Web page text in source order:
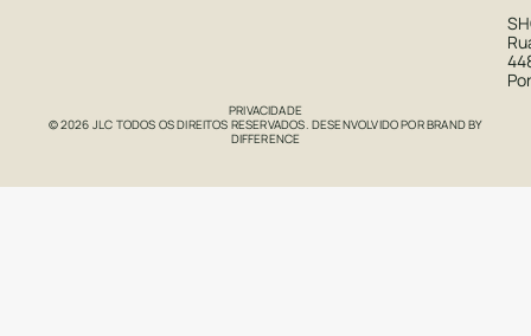
PRIVACIDADE
© 2026 JLC TODOS OS DIREITOS RESERVADOS. DESENVOLVIDO PORBRAND BY
DIFFERENCE